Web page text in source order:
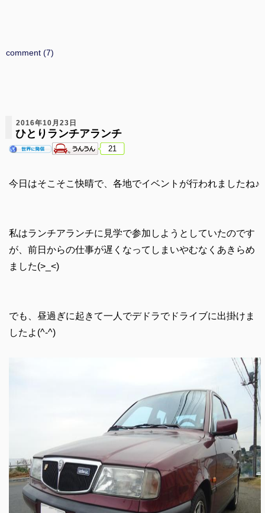
comment (7)
2016年10月23日
ひとりランチアランチ
21
今日はそこそこ快晴で、各地でイベントが行われましたね♪
私はランチアランチに見学で参加しようとしていたのです
が、前日からの仕事が遅くなってしまいやむなくあきらめ
ました(>_<)
でも、昼過ぎに起きて一人でデドラでドライブに出掛けま
したよ(^-^)